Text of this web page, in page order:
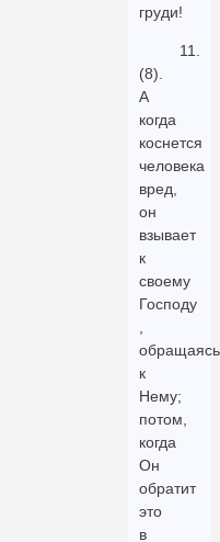
груди!
11.
(8).
А
когда
коснется
человека
вред,
он
взывает
к
своему
Господу
,
обращаясь
к
Нему;
потом,
когда
Он
обратит
это
в